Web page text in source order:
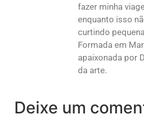
fazer minha
enquanto isso
curtindo
Formada em
apaixonada por
da arte.
Deixe um